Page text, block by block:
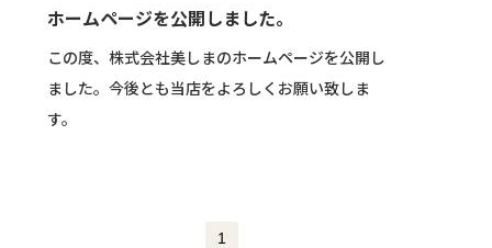
ホームページを公開しました。
この度、株式会社美しまのホームページを公開し
ました。今後とも当店をよろしくお願い致しま
す。
1